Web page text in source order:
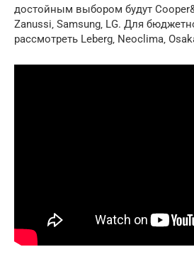
достойным выбором будут
Zanussi‚ Samsung‚ LG. Для
рассмотреть Leberg‚ Neoclima‚